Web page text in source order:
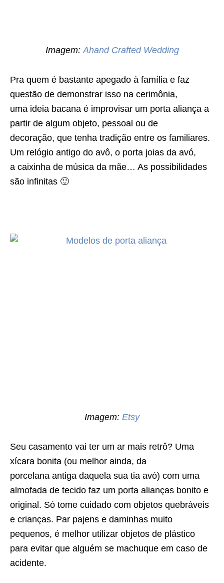
Imagem:Ahand Crafted Wedding
Pra quem é bastante apegado à família e faz
questão de demonstrar isso na cerimônia,
uma ideia bacana é improvisar um porta aliança a
partir de algum objeto, pessoal ou de
decoração, que tenha tradição entre os familiares.
Um relógio antigo do avô, o porta joias da avó,
a caixinha de música da mãe… As possibilidades
são infinitas 🙂
Imagem: Etsy
Seu casamento vai ter um ar mais retrô? Uma
xícara bonita (ou melhor ainda, da
porcelana antiga daquela sua tia avó) com uma
almofada de tecido faz um porta alianças bonito e
original. Só tome cuidado com objetos quebráveis
e crianças. Par pajens e daminhas muito
pequenos, é melhor utilizar objetos de plástico
para evitar que alguém se machuque em caso de
acidente.